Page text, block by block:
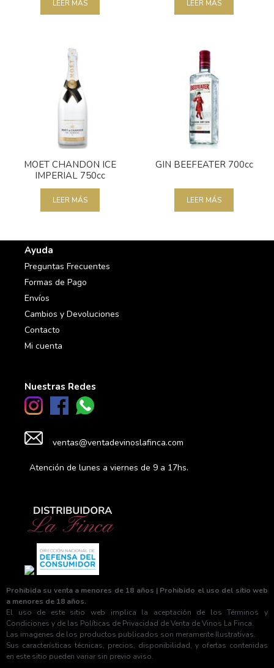
LEER MÁS LEER MÁS
MOET CHANDON ICE
IMPERIAL 750cc
LEER MÁS
GIN BEEFEATER 700cc
LEER MÁS
Ayuda
Preguntas Frecuentes
Formas de Pago
Envíos
Cambios y Devoluciones
Contacto
Mi cuenta
Nuestras Redes
ventas@ventadevinoslafinca.com
Atención de lunes a viernes de 9 a 17hs.
Prohibida su venta a menores de 18 años | Prohibido el uso del sitio web
a menores de 18 años.
El uso de este sitio web implica la aceptación de los Términos y
Condiciones y de las Políticas de Privacidad de Venta de Vinos La Finca.
Las imagenes de los productos publicados son meramente Ilustrativas.
Sus características técnicas, precios, disponibilidad, y ofertas contenidas
en este sitio pueden variar sin previo aviso.